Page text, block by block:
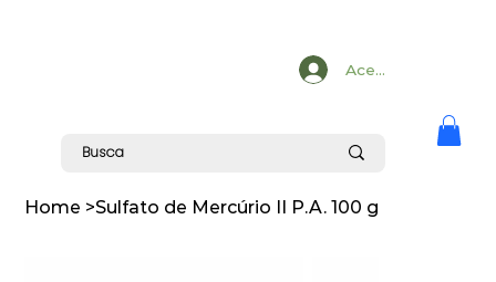
Acesse
Home >Sulfato de Mercúrio II P.A. 100 g